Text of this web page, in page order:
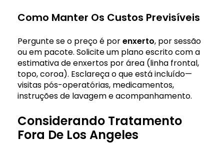
Como Manter Os Custos Previsíveis
Pergunte se o preço é porenxerto, por sessão
ou em pacote. Solicite um plano escrito com a
estimativa de enxertos por área (linha frontal,
topo, coroa). Esclareça o que está incluído—
visitas pós-operatórias, medicamentos,
instruções de lavagem e acompanhamento.
Considerando Tratamento
Fora De Los Angeles